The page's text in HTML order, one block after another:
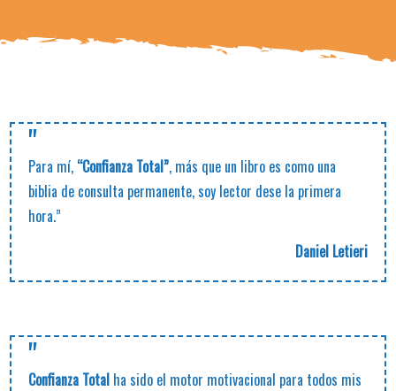
"
Para mí, “Confianza Total”, más que un libro es como una
biblia de consulta permanente, soy lector dese la primera
hora.”
Daniel Letieri
"
Confianza Total ha sido el motor motivacional para todos mis